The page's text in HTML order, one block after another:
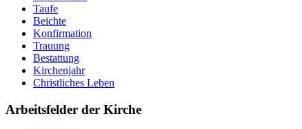
Taufe
Beichte
Konfirmation
Trauung
Bestattung
Kirchenjahr
Christliches Leben
Arbeitsfelder der Kirche